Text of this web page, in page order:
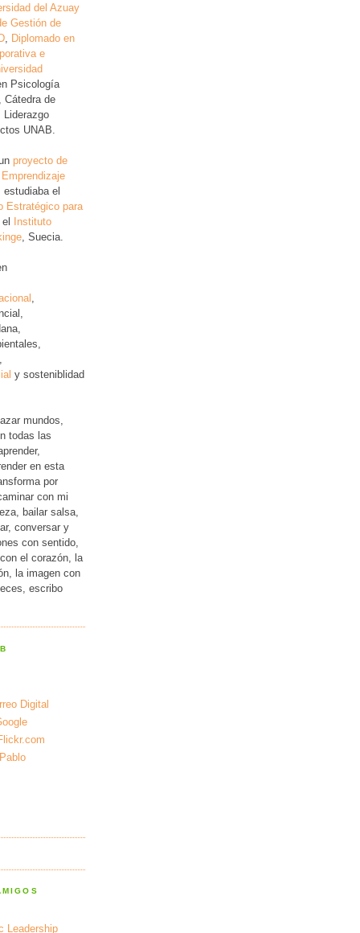
del Azuay
Gestión de
Diplomado en
e
Psicología
Cátedra de
Liderazgo
UNAB.
proyecto de
estudiaba el
Estratégico para
el Instituto
, Suecia.
y sosteniblidad
mundos,
todas las
en esta
por
con mi
bailar salsa,
conversar y
con sentido,
el corazón, la
la imagen con
escribo
Digital
Leadership